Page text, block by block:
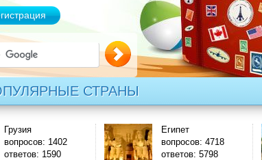
СТРАНЫ
Грузия
вопросов: 1402
ответов: 1590
Египет
вопросов: 4718
ответов: 5798